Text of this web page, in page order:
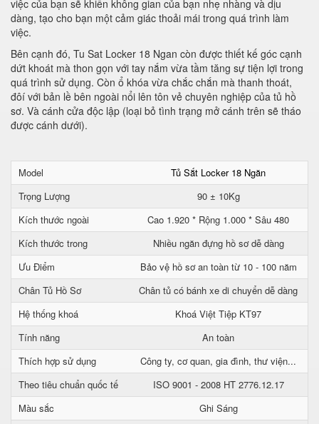
việc của bạn sẽ khiến không gian của bạn nhẹ nhàng và dịu
dàng, tạo cho bạn một cảm giác thoải mái trong quá trình làm
việc.
Bên cạnh đó, Tu Sat Locker 18 Ngan còn được thiết kế góc cạnh
dứt khoát mà thon gọn với tay nắm vừa tầm tăng sự tiện lợi trong
quá trình sử dụng. Còn ổ khóa vừa chắc chắn mà thanh thoát,
đôí với bản lề bên ngoài nổi lên tôn vẻ chuyên nghiệp của tủ hồ
sơ. Và cánh cửa độc lập (loại bỏ tình trạng mở cánh trên sẽ tháo
được cánh dưới).
Model
Tủ Sắt Locker 18 Ngăn
Trọng Lượng
90 ± 10Kg
Kích thước ngoài
Cao 1.920 * Rộng 1.000 * Sâu 480
Kích thước trong
Nhiều ngăn đựng hồ sơ dễ dàng
Ưu Điểm
Bảo vệ hồ sơ an toàn từ 10 - 100 năm
Chân Tủ Hồ Sơ
Chân tủ có bánh xe di chuyển dễ dàng
Hệ thống khoá
Khoá Việt Tiệp KT97
Tính năng
An toàn
Thích hợp sử dụng
Công ty, cơ quan, gia đình, thư viện...
Theo tiêu chuẩn quốc tế
ISO 9001 - 2008 HT 2776.12.17
Màu sắc
Ghi Sáng